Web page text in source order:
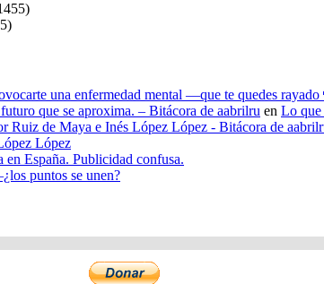
una enfermedad mental —que te quedes
que se aproxima. – Bitácora de aabrilru en Lo que
Ruiz de Maya e Inés López López - Bitácora de
López
España. Publicidad confusa.
puntos se unen?